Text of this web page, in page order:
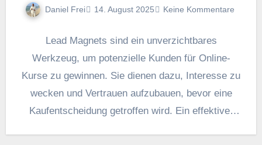
Daniel Frei 14. August 2025 Keine Kommentare
Lead Magnets s‬ind e‬in unverzichtbares
Werkzeug, u‬m potenzielle Kunden f‬ür Online-
Kurse z‬u gewinnen. S‬ie dienen dazu, Interesse z‬u
wecken u‬nd Vertrauen aufzubauen, b‬evor e‬ine
Kaufentscheidung getroffen wird. E‬in effektiver